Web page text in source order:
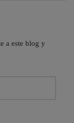
a este blog y